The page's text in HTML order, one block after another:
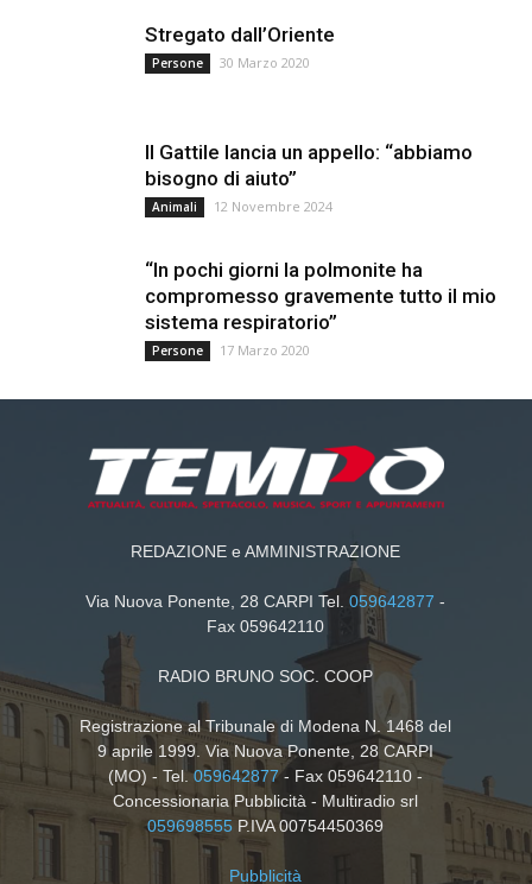
Stregato dall’Oriente
Persone 30 Marzo 2020
Il Gattile lancia un appello: “abbiamo
bisogno di aiuto”
Animali 12 Novembre 2024
“In pochi giorni la polmonite ha
compromesso gravemente tutto il mio
sistema respiratorio”
Persone 17 Marzo 2020
REDAZIONE e AMMINISTRAZIONE
Via Nuova Ponente, 28 CARPI Tel.059642877 -
Fax 059642110
RADIO BRUNO SOC. COOP
Registrazione al Tribunale di Modena N. 1468 del
9 aprile 1999. Via Nuova Ponente, 28 CARPI
(MO) - Tel.059642877- Fax 059642110 -
Concessionaria Pubblicità - Multiradio srl
059698555 P.IVA 00754450369
Pubblicità